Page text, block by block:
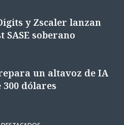
y Zscaler lanzan
SASE soberano
un altavoz de IA
300 dólares